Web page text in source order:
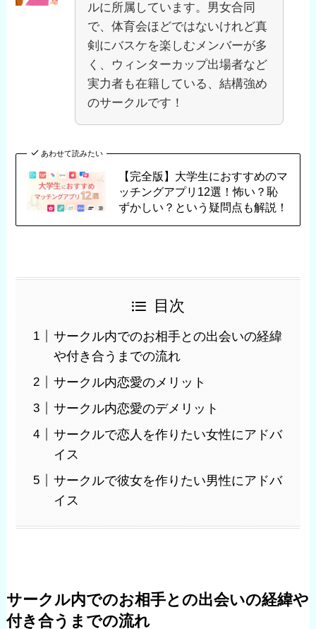
ルに所属しています。男女合同
で、体育会ほどではないけれど真
剣にバスケを楽しむメンバーが多
く、ウィンターカップ出場者など
実力者も在籍している、結構強め
のサークルです！
あわせて読みたい
【完全版】大学生におすすめのマ
ッチングアプリ12選！怖い？恥
ずかしい？という疑問点も解説！
目次
サークル内でのお相手との出会いの経緯
や付き合うまでの流れ
サークル内恋愛のメリット
サークル内恋愛のデメリット
サークルで恋人を作りたい女性にアドバ
イス
サークルで彼女を作りたい男性にアドバ
イス
サークル内でのお相手との出会いの経緯や
付き合うまでの流れ